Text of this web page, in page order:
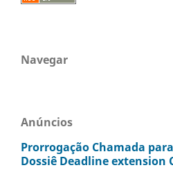
Navegar
Anúncios
Prorrogação Chamada
Dossiê Deadline extension